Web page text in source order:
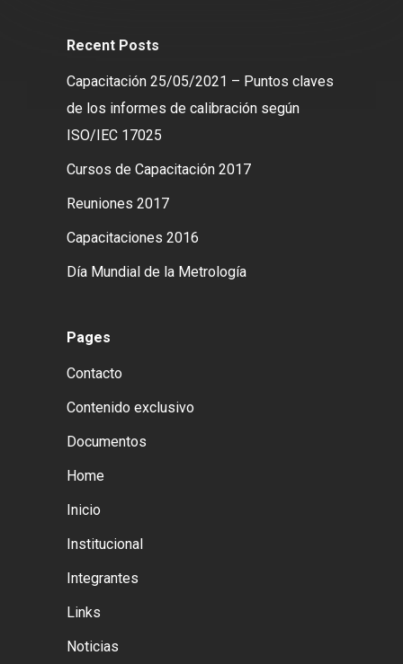
Recent Posts
Capacitación 25/05/2021 – Puntos claves
de los informes de calibración según
ISO/IEC 17025
Cursos de Capacitación 2017
Reuniones 2017
Capacitaciones 2016
Día Mundial de la Metrología
Pages
Contacto
Contenido exclusivo
Documentos
Home
Inicio
Institucional
Integrantes
Links
Noticias